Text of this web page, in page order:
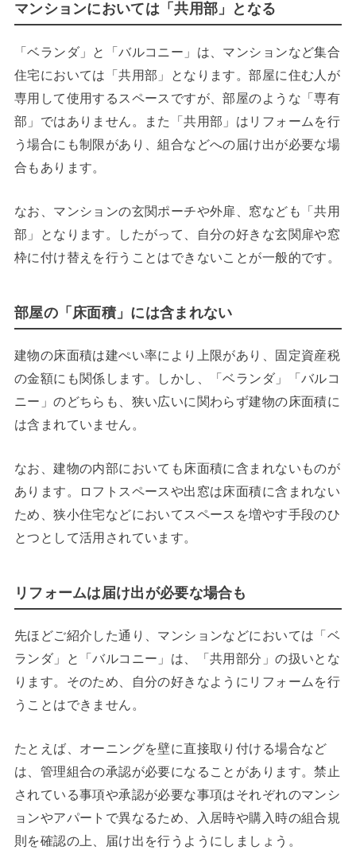
マンションにおいては「共用部」となる
「ベランダ」と「バルコニー」は、マンションなど集合
住宅においては「共用部」となります。部屋に住む人が
専用して使用するスペースですが、部屋のような「専有
部」ではありません。また「共用部」はリフォームを行
う場合にも制限があり、組合などへの届け出が必要な場
合もあります。
なお、マンションの玄関ポーチや外扉、窓なども「共用
部」となります。したがって、自分の好きな玄関扉や窓
枠に付け替えを行うことはできないことが一般的です。
部屋の「床面積」には含まれない
建物の床面積は建ぺい率により上限があり、固定資産税
の金額にも関係します。しかし、「ベランダ」「バルコ
ニー」のどちらも、狭い広いに関わらず建物の床面積に
は含まれていません。
なお、建物の内部においても床面積に含まれないものが
あります。ロフトスペースや出窓は床面積に含まれない
ため、狭小住宅などにおいてスペースを増やす手段のひ
とつとして活用されています。
リフォームは届け出が必要な場合も
先ほどご紹介した通り、マンションなどにおいては「ベ
ランダ」と「バルコニー」は、「共用部分」の扱いとな
ります。そのため、自分の好きなようにリフォームを行
うことはできません。
たとえば、オーニングを壁に直接取り付ける場合など
は、管理組合の承認が必要になることがあります。禁止
されている事項や承認が必要な事項はそれぞれのマンシ
ョンやアパートで異なるため、入居時や購入時の組合規
則を確認の上、届け出を行うようにしましょう。